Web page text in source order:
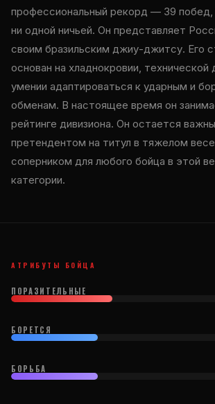
профессиональный рекорд — 39 побед,
ни одной ничьей. Он представляет
своим бразильским джиу-джитсу. Его
основан на хладнокровии, технической
умении адаптироваться к ударным и
обменам. В настоящее время он
рейтинге дивизиона. Он остается
претендентом на титул в тяжелом
соперником для любого бойца в этой
категории.
АТРИБУТЫ БОЙЦА
ПОРАЗИТЕЛЬНЫЕ
БОРЕТСЯ
БОРЬБА